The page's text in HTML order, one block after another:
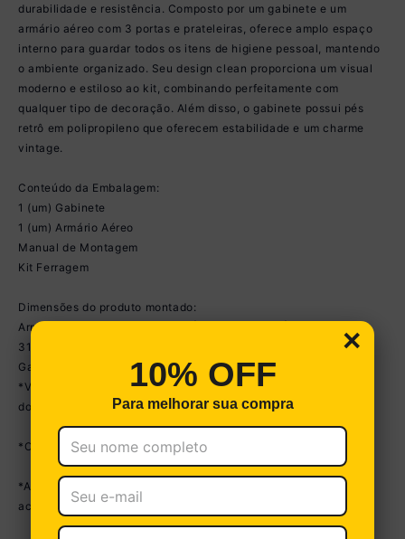
durabilidade e resistência. Composto por um gabinete e um
armário aéreo com 3 portas e prateleiras, oferece amplo espaço
interno para guardar todos os itens de higiene pessoal, mantendo
o ambiente organizado. Seu design clean proporciona um visual
moderno e estiloso ao kit, combinando perfeitamente com
qualquer tipo de decoração. Além disso, o gabinete possui pés
retrô em polipropileno que oferecem estabilidade e um charme
vintage.
Conteúdo da Embalagem:
1 (um) Gabinete
1 (um) Armário Aéreo
Manual de Montagem
Kit Ferragem
Dimensões do produto montado:
Armário Aéreo - Altura: 39,5cm | Largura: 93cm | Profundidade:
31,5cm
Gabinete - Altura: 85cm | Largura: 90cm | Profundidade: 31,5cm
*Você pode consultar as medidas detalhadas na imagem técnica
do produto.
*Obrigatório fixar na parede.
*As cores do produto podem sofrer variações de tonalidade de
acordo com as configurações do seu dispositivo.
×
10% OFF
Para melhorar sua compra